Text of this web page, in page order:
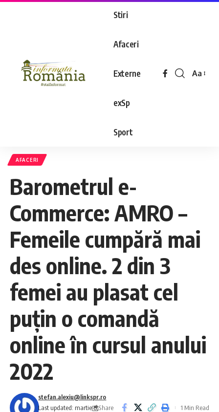
Stiri
Afaceri
Externe
exSp
Sport
Aa
AFACERI
Barometrul e-
Commerce: AMRO –
Femeile cumpără mai
des online. 2 din 3
femei au plasat cel
puţin o comandă
online în cursul anului
2022
Last updated: martie 8,
stefan.alexiu@linkspr.ro
Share
1 Min Read